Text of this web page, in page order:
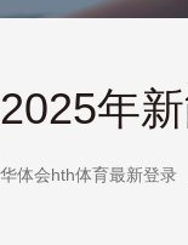
2025年
华体会hth体育最新登录